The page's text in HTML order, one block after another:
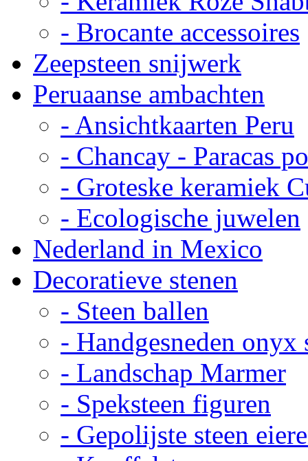
- Brocante accessoires
Zeepsteen snijwerk
Peruaanse ambachten
- Ansichtkaarten Peru
- Chancay - Paracas
- Groteske keramiek
- Ecologische juwelen
Nederland in Mexico
Decoratieve stenen
- Steen ballen
- Handgesneden onyx
- Landschap Marmer
- Speksteen figuren
- Gepolijste steen